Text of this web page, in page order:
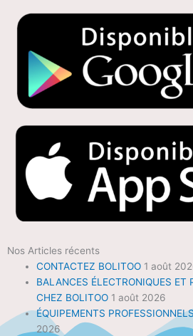
Nos Articles récents
CONTACTEZ BOLITOO 1 août
BALANCES ÉLECTRONIQUES ET
CHEZ BOLITOO 1 août 2026
ÉQUIPEMENTS
2026